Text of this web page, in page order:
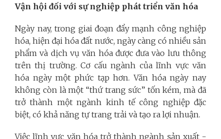
Vận hội đối với sự nghiệp phát triển văn hóa
Ngày nay, trong giai đoạn đẩy mạnh công nghiệp
hóa, hiện đại hóa đất nước, ngày càng có nhiều sản
phẩm và dịch vụ văn hóa được đưa vào lưu thông
trên thị trường. Cơ cấu ngành của lĩnh vực văn
hóa ngày một phức tạp hơn. Văn hóa ngày nay
không còn là một “thứ trang sức” tốn kém, mà đã
trở thành một ngành kinh tế công nghiệp đặc
biệt, có khả năng tự trang trải và tạo ra lợi nhuận.
Việc lĩnh vực văn hóa trở thành ngành sản xuất -